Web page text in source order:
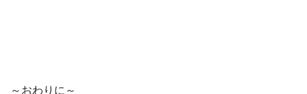
～おわりに～